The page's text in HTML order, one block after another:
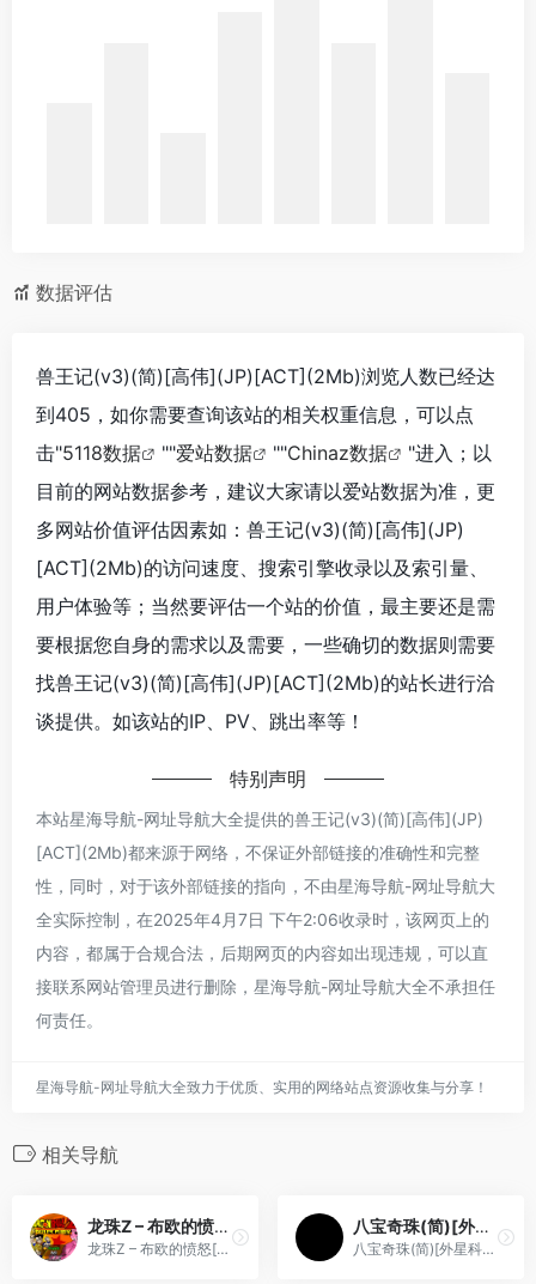
数据评估
兽王记(v3)(简)[高伟](JP)[ACT](2Mb)浏览人数已经达
到405，如你需要查询该站的相关权重信息，可以点
击"5118数据 ""爱站数据 ""Chinaz数据
"进入；以
目前的网站数据参考，建议大家请以爱站数据为准，更
多网站价值评估因素如：兽王记(v3)(简)[高伟](JP)
[ACT](2Mb)的访问速度、搜索引擎收录以及索引量、
用户体验等；当然要评估一个站的价值，最主要还是需
要根据您自身的需求以及需要，一些确切的数据则需要
找兽王记(v3)(简)[高伟](JP)[ACT](2Mb)的站长进行洽
谈提供。如该站的IP、PV、跳出率等！
特别声明
本站星海导航-网址导航大全提供的兽王记(v3)(简)[高伟](JP)
[ACT](2Mb)都来源于网络，不保证外部链接的准确性和完整
性，同时，对于该外部链接的指向，不由星海导航-网址导航大
全实际控制，在2025年4月7日 下午2:06收录时，该网页上的
内容，都属于合规合法，后期网页的内容如出现违规，可以直
接联系网站管理员进行删除，星海导航-网址导航大全不承担任
何责任。
星海导航-网址导航大全致力于优质、实用的网络站点资源收集与分享！
相关导航
龙珠Z – 布欧的愤怒[Advance汉化组](v1.2)(简)(JP)(72Mb)
龙珠Z – 布欧的愤怒[Advance汉化组](v1.2)(简)(JP)(72Mb)
八宝奇珠(简)[外星科技](JP)[RPG](4Mb)
八宝奇珠(简)[外星科技](JP)[RPG](4Mb)